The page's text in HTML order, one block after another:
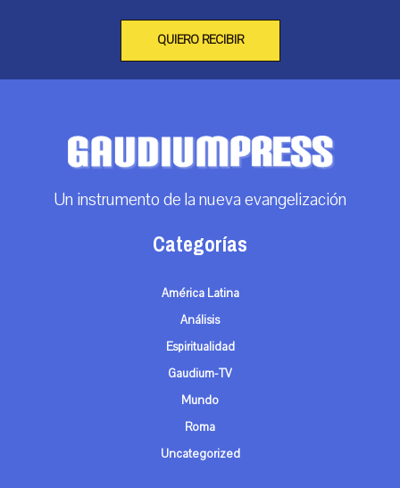
QUIERO RECIBIR
Un instrumento de la nueva evangelización
Categorías
América Latina
Análisis
Espiritualidad
Gaudium-TV
Mundo
Roma
Uncategorized